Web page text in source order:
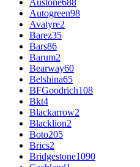
Austone688
Autogreen98
Avatyre2
Barez35
Bars86
Barum2
Bearway60
Belshina65
BFGoodrich108
Bkt4
Blackarrow2
Blacklion2
Boto205
Brics2
Bridgestone1090